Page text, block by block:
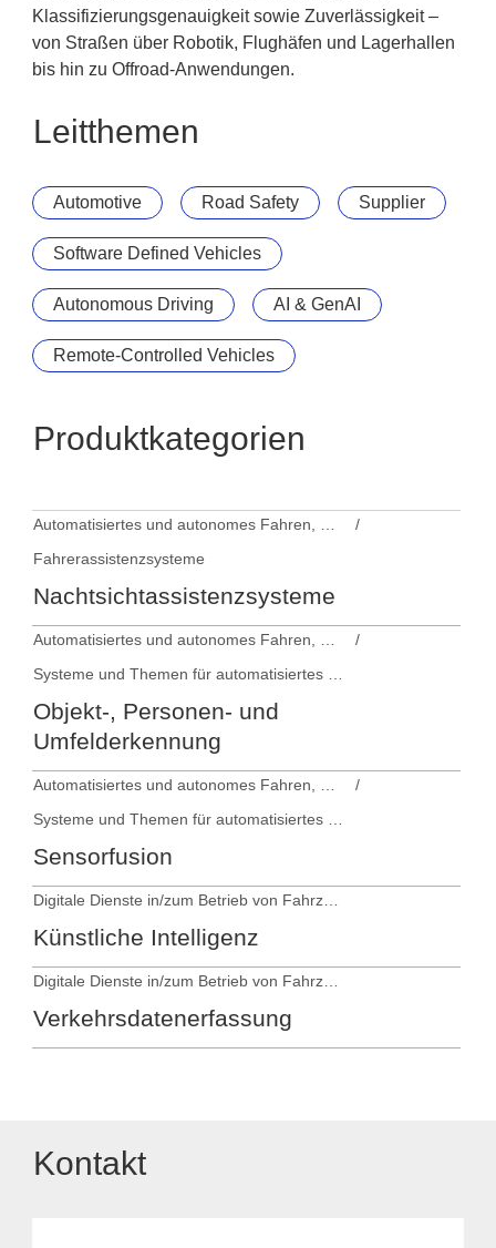
Klassifizierungsgenauigkeit sowie Zuverlässigkeit –
von Straßen über Robotik, Flughäfen und Lagerhallen
bis hin zu Offroad-Anwendungen.
Leitthemen
Automotive Road Safety Supplier
Software Defined Vehicles
Autonomous Driving AI & GenAI
Remote-Controlled Vehicles
Produktkategorien
Fahrerassistenzsysteme
Nachtsichtassistenzsysteme
Objekt-, Personen- und
Umfelderkennung
Sensorfusion
Künstliche Intelligenz
Verkehrsdatenerfassung
Kontakt